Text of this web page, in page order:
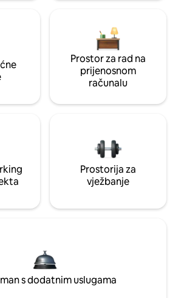
Prostor za rad na
prijenosnom
računalu
Prostorija za
vježbanje
s dodatnim uslugama